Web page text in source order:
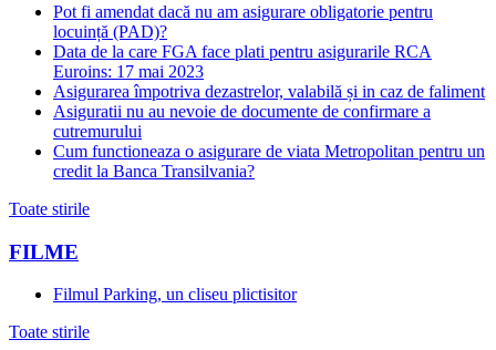
Pot fi amendat dacă nu am asigurare obligatorie pentru
locuință (PAD)?
Data de la care FGA face plati pentru asigurarile RCA
Euroins: 17 mai 2023
Asigurarea împotriva dezastrelor, valabilă și in caz de faliment
Asiguratii nu au nevoie de documente de confirmare a
cutremurului
Cum functioneaza o asigurare de viata Metropolitan pentru un
credit la Banca Transilvania?
Toate stirile
FILME
Filmul Parking, un cliseu plictisitor
Toate stirile